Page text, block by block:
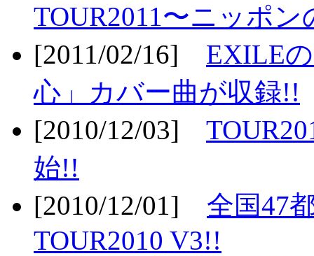
TOUR2011〜ニッポ
[2011/02/16] EXILE
心」カバー曲が収録!!
[2010/12/03]
始!!
[2010/12/01] 全国47
TOUR2010 V3!!